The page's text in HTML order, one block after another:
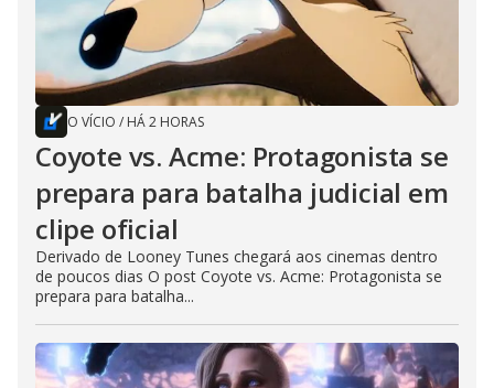
O VÍCIO / HÁ 2 HORAS
Coyote vs. Acme: Protagonista se
prepara para batalha judicial em
clipe oficial
Derivado de Looney Tunes chegará aos cinemas dentro
de poucos dias O post Coyote vs. Acme: Protagonista se
prepara para batalha...